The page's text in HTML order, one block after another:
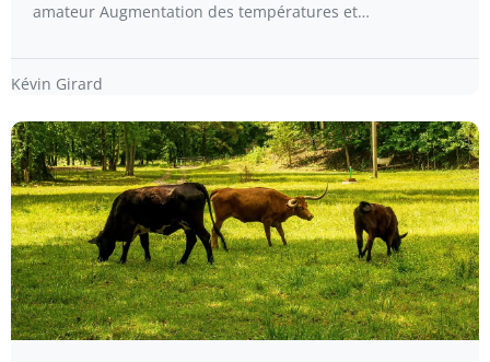
amateur Augmentation des températures et…
Kévin Girard